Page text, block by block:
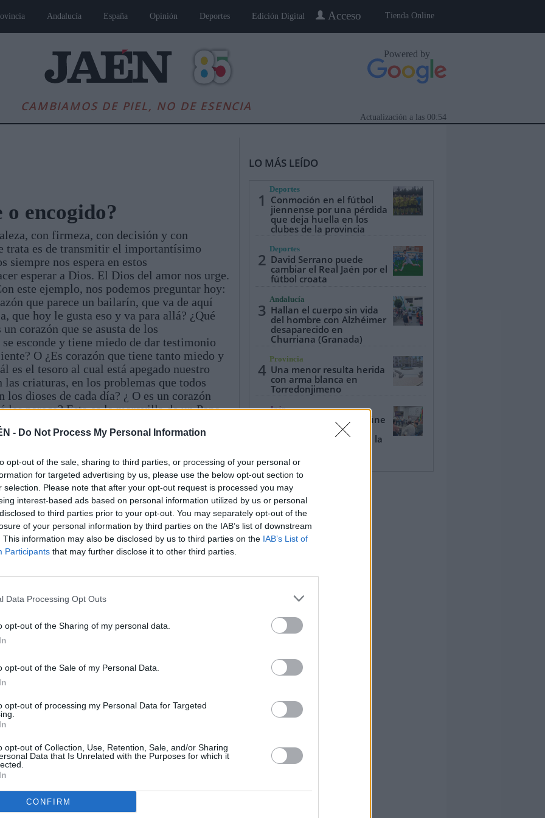
- Do Not Process My Personal Information
opt-out of the sale, sharing to third parties, or processing of your personal or
for targeted advertising by us, please use the below opt-out section to
selection. Please note that after your opt-out request is processed you may
interest-based ads based on personal information utilized by us or personal
to third parties prior to your opt-out. You may separately opt-out of the
of your personal information by third parties on the IAB’s list of downstream
This information may also be disclosed by us to third parties on the IAB’s List of
Participants that may further disclose it to other third parties.
Data Processing Opt Outs
opt-out of the Sharing of my personal data.
opt-out of the Sale of my Personal Data.
opt-out of processing my Personal Data for Targeted
opt-out of Collection, Use, Retention, Sale, and/or Sharing
Data that Is Unrelated with the Purposes for which it
CONFIRM
Tienda Online
Acceso
Andalucía España Opinión Deportes Edición Digital
CAMBIAMOS DE PIEL, NO DE ESENCIA
Powered by
00:54
Actualización a las
Andalucía Internacional Opinión Cultura Jaén, Pueblo a Pueblo Gente
encogido?
con firmeza, con decisión y con
trata es de transmitir el importantísimo
siempre nos espera en estos
esperar a Dios. El Dios del amor nos urge.
este ejemplo, nos podemos preguntar hoy:
que parece un bailarín, que va de aquí
que hoy le gusta eso y va para allá? ¿Qué
corazón que se asusta de los
esconde y tiene miedo de dar testimonio
O ¿Es corazón que tiene tanto miedo y
es el tesoro al cual está apegado nuestro
criaturas, en los problemas que todos
dioses de cada día? ¿ O es un corazón
les parece? Esta es la maravilla de un Papa
pero con firmeza, nos interroga y
indicarnos con claridad el camino a seguir;
el camino de la cercanía hacia los demás
LO MÁS LEÍDO
1
Deportes
Conmoción en el fútbol
jiennense por una pérdida
que deja huella en los
clubes de la provincia
2
Deportes
David Serrano puede
cambiar el Real Jaén por el
fútbol croata
3
Andalucía
Hallan el cuerpo sin vida
del hombre con Alzhéimer
desaparecido en
Churriana (Granada)
4
Provincia
Una menor resulta herida
con arma blanca en
Torredonjimeno
Jaén
El Ayuntamiento se reúne
con comerciantes y
vecinos para la obra de la